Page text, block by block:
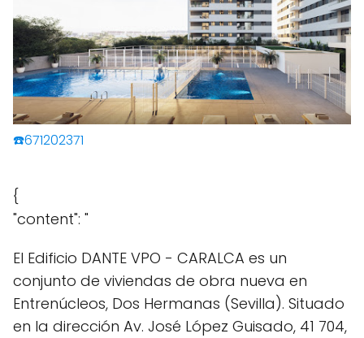
☎️671202371
{
"content": "
El Edificio DANTE VPO - CARALCA es un
conjunto de viviendas de obra nueva en
Entrenúcleos, Dos Hermanas (Sevilla). Situado
en la dirección Av. José López Guisado, 41 704,